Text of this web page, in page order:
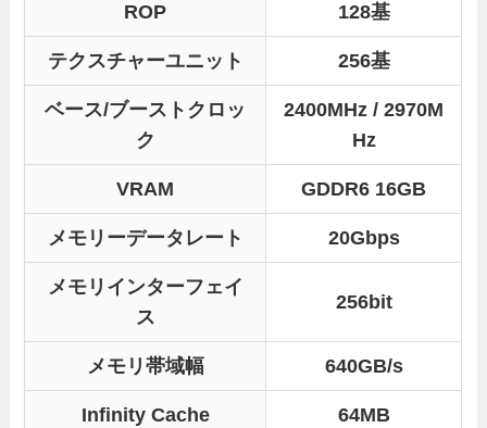
ROP 128基
テクスチャーユニット 256基
ベース/ブーストクロッ
ク
2400MHz / 2970M
Hz
VRAM GDDR6 16GB
メモリーデータレート 20Gbps
メモリインターフェイ
ス
256bit
メモリ帯域幅 640GB/s
Infinity Cache 64MB